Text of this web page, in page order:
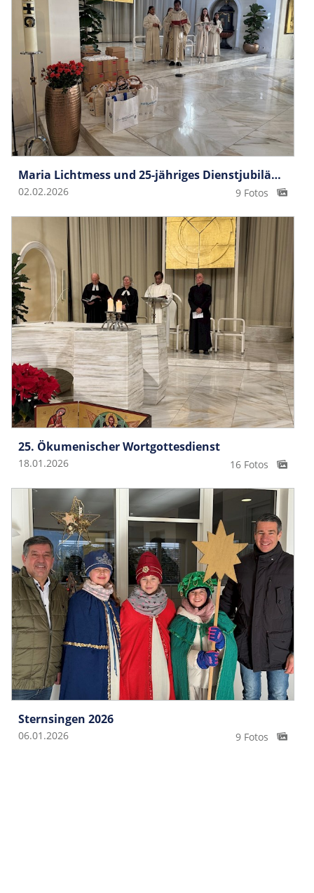
Maria Lichtmess und 25-jähriges Dienstjubiläum P. Anto
02.02.2026 9 Fotos
25. Ökumenischer Wortgottesdienst
18.01.2026 16 Fotos
Sternsingen 2026
06.01.2026 9 Fotos